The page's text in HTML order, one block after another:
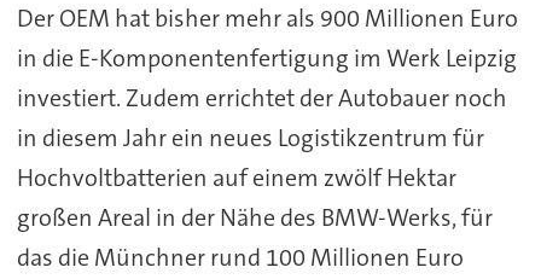
Der OEM hat bisher mehr als 900 Millionen Euro
in die E-Komponentenfertigung im Werk Leipzig
investiert. Zudem errichtet der Autobauer noch
in diesem Jahr ein neues Logistikzentrum für
Hochvoltbatterien auf einem zwölf Hektar
großen Areal in der Nähe des BMW-Werks, für
das die Münchner rund 100 Millionen Euro